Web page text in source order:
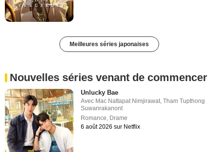
Meilleures séries japonaises
Nouvelles séries venant de commencer
Unlucky Bae
Avec Mac Nattapat Nimjirawat ,Tham Tupthong
Suwanrakanont
Romance Drame
6 août 2026 sur Netflix